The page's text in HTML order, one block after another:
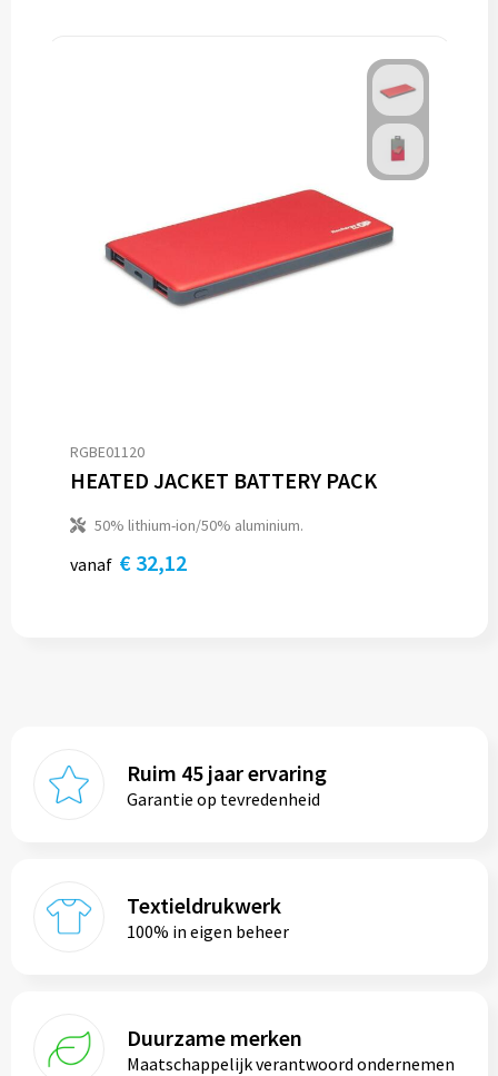
RGBE01120
HEATED JACKET BATTERY PACK
50% lithium-ion/50% aluminium.
vanaf € 32,12
Ruim 45 jaar ervaring
Garantie op tevredenheid
Textieldrukwerk
100% in eigen beheer
Duurzame merken
Maatschappelijk verantwoord ondernemen